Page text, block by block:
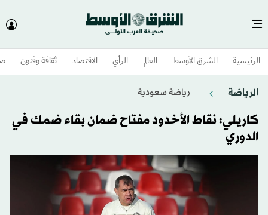
الرئيسية الشرق الأوسط​ العالم الرأي الاقتصاد ثقافة وفنون
الرياضة رياضة سعودية
كاريلي: نقاط الأخدود مفتاح ضمان بقاء ضمك في
الدوري